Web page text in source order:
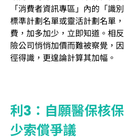
「消費者資訊專區」內的「識
標準計劃名單或靈活計劃名單
費，加多加少，立即知道。相
險公司悄悄加價而難被察覺，
徑得識，更遑論計算其加幅。
利3：自願醫保核
少索償爭議